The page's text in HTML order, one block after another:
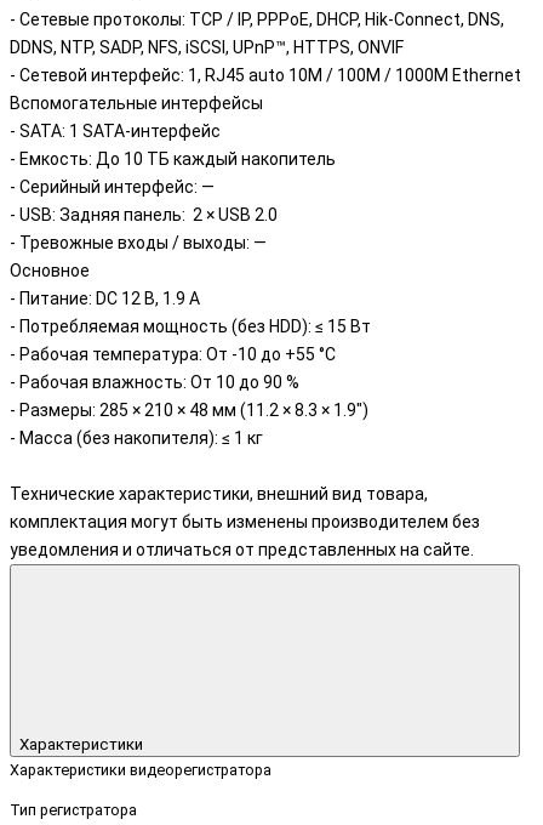
- Сетевые протоколы: TCP / IP, PPPoE, DHCP, Hik-Connect, DNS,
DDNS, NTP, SADP, NFS, iSCSI, UPnP™, HTTPS, ONVIF
- Сетевой интерфейс: 1, RJ45 auto 10M / 100M / 1000M Ethernet
Вспомогательные интерфейсы
- SATA: 1 SATA-интерфейс
- Емкость: До 10 ТБ каждый накопитель
- Серийный интерфейс: —
- USB: Задняя панель: 2 × USB 2.0
- Тревожные входы / выходы: —
Основное
- Питание: DC 12 В, 1.9 А
- Потребляемая мощность (без HDD): ≤ 15 Вт
- Рабочая температура: От -10 до +55 °C
- Рабочая влажность: От 10 до 90 %
- Размеры: 285 × 210 × 48 мм (11.2 × 8.3 × 1.9″)
- Масса (без накопителя): ≤ 1 кг
Технические характеристики, внешний вид товара,
комплектация могут быть изменены производителем без
уведомления и отличаться от представленных на сайте.
Характеристики
Характеристики видеорегистратора
Тип регистратора